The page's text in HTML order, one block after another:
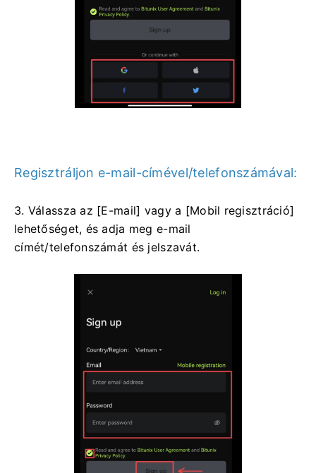
Regisztráljon e-mail-címével/telefonszámával:
3. Válassza az [E-mail] vagy a [Mobil regisztráció]
lehetőséget, és adja meg e-mail
címét/telefonszámát és jelszavát.